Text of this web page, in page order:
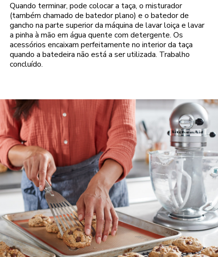
Quando terminar, pode colocar a taça, o misturador
(também chamado de batedor plano) e o batedor de
gancho na parte superior da máquina de lavar loiça e lavar
a pinha à mão em água quente com detergente. Os
acessórios encaixam perfeitamente no interior da taça
quando a batedeira não está a ser utilizada. Trabalho
concluído.